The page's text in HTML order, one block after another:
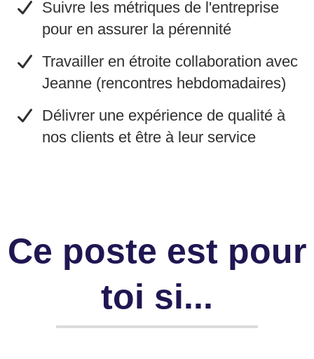
​Suivre les métriques de l'entreprise
pour en assurer la pérennité
​Travailler en étroite collaboration avec
Jeanne (rencontres hebdomadaires)
​Délivrer une expérience de qualité à
nos clients et être à leur service
Ce poste est pour
toi si...